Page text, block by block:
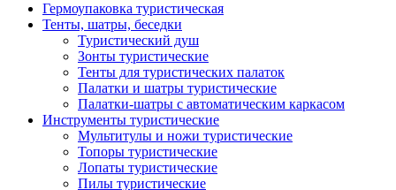
Гермоупаковка туристическая
Тенты, шатры, беседки
Туристический душ
Зонты туристические
Тенты для туристических палаток
Палатки и шатры туристические
Палатки-шатры с автоматическим каркасом
Инструменты туристические
Мультитулы и ножи туристические
Топоры туристические
Лопаты туристические
Пилы туристические